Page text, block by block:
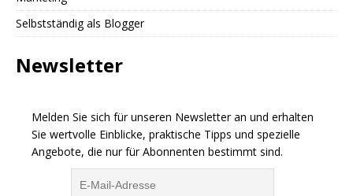
Selbstständig als Blogger
Newsletter
Melden Sie sich für unseren Newsletter an und erhalten
Sie wertvolle Einblicke, praktische Tipps und spezielle
Angebote, die nur für Abonnenten bestimmt sind.